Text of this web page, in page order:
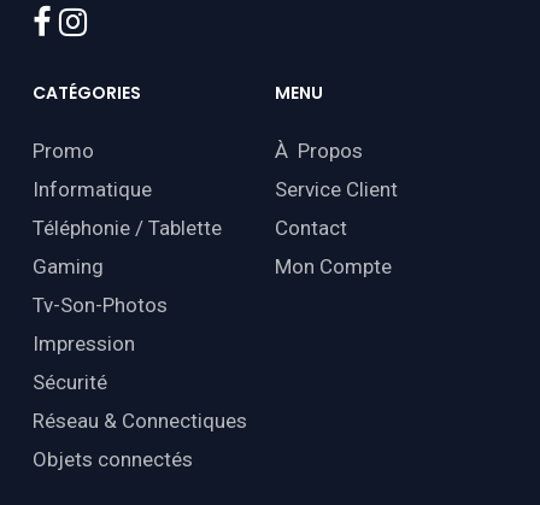
facebook
instagram
CATÉGORIES
Promo
Informatique
Téléphonie / Tablette
Gaming
Tv-Son-Photos
Impression
Sécurité
Réseau & Connectiques
Objets connectés
MENU
À Propos
Service Client
Contact
Mon Compte